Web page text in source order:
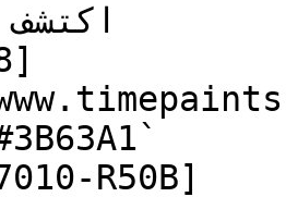
R50B]